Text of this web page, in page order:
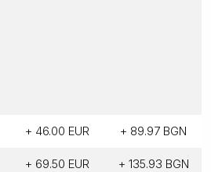
+ 46.00 EUR + 89.97 BGN
+ 69.50 EUR + 135.93 BGN